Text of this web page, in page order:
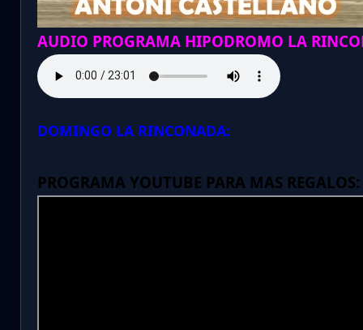
AUDIO PROGRAMA HIPODROMO LA
DOMINGO LA RINCONADA:
PROGRAMA YOUTUBE PARA MAS REGALOS: